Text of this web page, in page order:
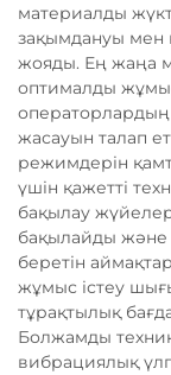
материалды
зақымдануы мен
жояды. Ең жаңа
оптималды жұмыс
жасауын талап
режимдерін
үшін қажетті
бақылау
бақылайды және
беретін
жұмыс істеу
тұрақтылық
Болжамды
вибрациялық